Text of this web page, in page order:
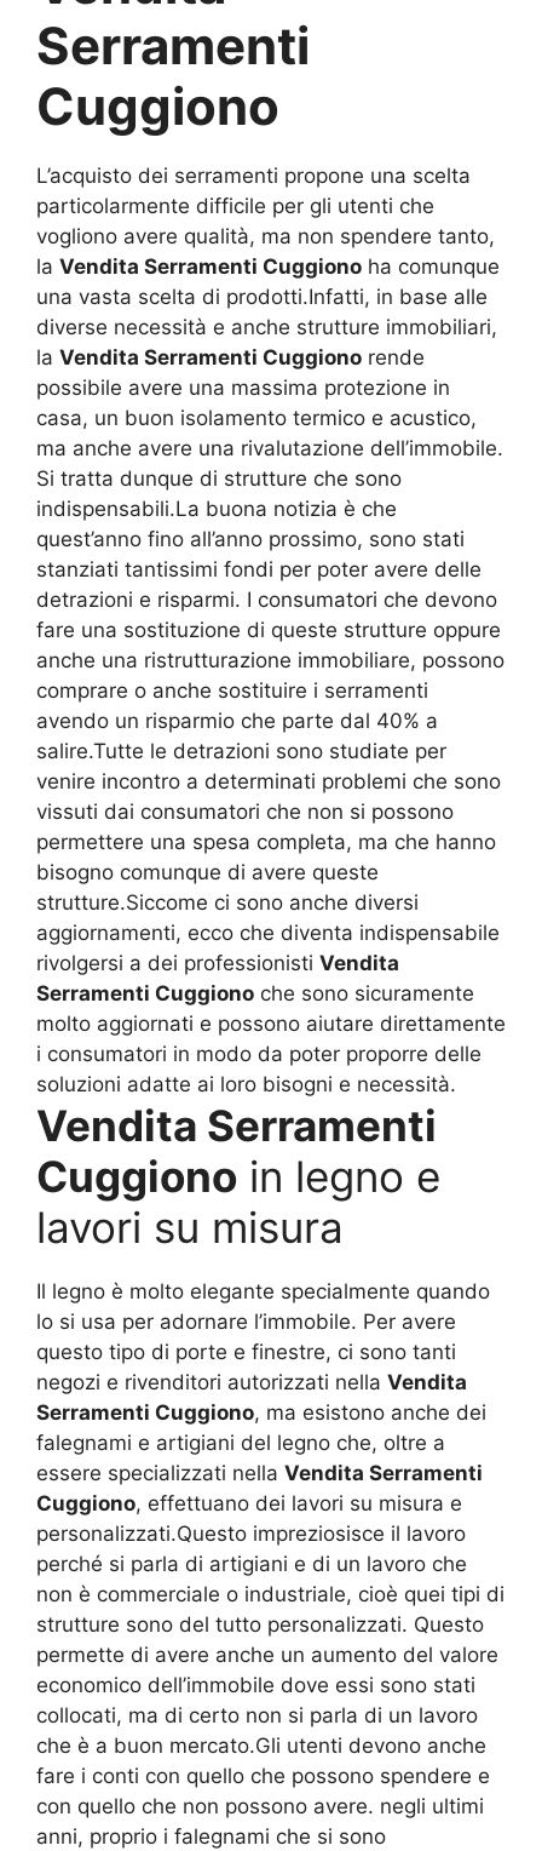
Serramenti
Cuggiono
L’acquisto dei serramenti propone una scelta
particolarmente difficile per gli utenti che
vogliono avere qualità, ma non spendere tanto,
la Vendita Serramenti Cuggiono ha comunque
una vasta scelta di prodotti.Infatti, in base alle
diverse necessità e anche strutture immobiliari,
la Vendita Serramenti Cuggiono rende
possibile avere una massima protezione in
casa, un buon isolamento termico e acustico,
ma anche avere una rivalutazione dell’immobile.
Si tratta dunque di strutture che sono
indispensabili.La buona notizia è che
quest’anno fino all’anno prossimo, sono stati
stanziati tantissimi fondi per poter avere delle
detrazioni e risparmi. I consumatori che devono
fare una sostituzione di queste strutture oppure
anche una ristrutturazione immobiliare, possono
comprare o anche sostituire i serramenti
avendo un risparmio che parte dal 40% a
salire.Tutte le detrazioni sono studiate per
venire incontro a determinati problemi che sono
vissuti dai consumatori che non si possono
permettere una spesa completa, ma che hanno
bisogno comunque di avere queste
strutture.Siccome ci sono anche diversi
aggiornamenti, ecco che diventa indispensabile
rivolgersi a dei professionisti Vendita
Serramenti Cuggiono che sono sicuramente
molto aggiornati e possono aiutare direttamente
i consumatori in modo da poter proporre delle
soluzioni adatte ai loro bisogni e necessità.
Vendita Serramenti
Cuggiono in legno e
lavori su misura
Il legno è molto elegante specialmente quando
lo si usa per adornare l’immobile. Per avere
questo tipo di porte e finestre, ci sono tanti
negozi e rivenditori autorizzati nella Vendita
Serramenti Cuggiono, ma esistono anche dei
falegnami e artigiani del legno che, oltre a
essere specializzati nella Vendita Serramenti
Cuggiono, effettuano dei lavori su misura e
personalizzati.Questo impreziosisce il lavoro
perché si parla di artigiani e di un lavoro che
non è commerciale o industriale, cioè quei tipi di
strutture sono del tutto personalizzati. Questo
permette di avere anche un aumento del valore
economico dell’immobile dove essi sono stati
collocati, ma di certo non si parla di un lavoro
che è a buon mercato.Gli utenti devono anche
fare i conti con quello che possono spendere e
con quello che non possono avere. negli ultimi
anni, proprio i falegnami che si sono